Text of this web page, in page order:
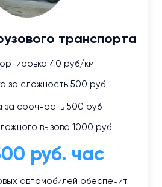
транспорта
40 руб/км
за сложность 500 руб
за срочность 500 руб
вызова 1000 руб
руб. час
автомобилей обеспечит